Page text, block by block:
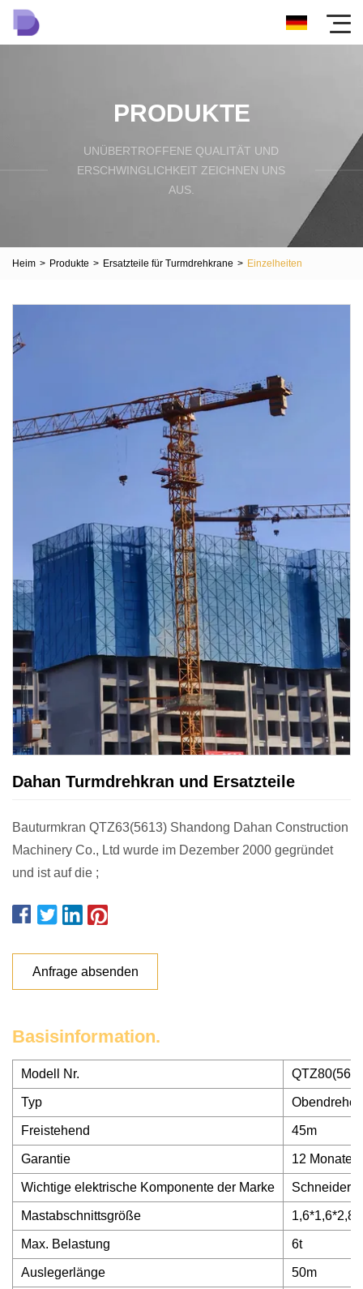
PRODUKTE
UNÜBERTROFFENE QUALITÄT UND
ERSCHWINGLICHKEIT ZEICHNEN UNS
AUS.
Heim > Produkte > Ersatzteile für Turmdrehkrane > Einzelheiten
Dahan Turmdrehkran und Ersatzteile
Bauturmkran QTZ63(5613) Shandong Dahan Construction
Machinery Co., Ltd wurde im Dezember 2000 gegründet
und ist auf die ;
Anfrage absenden
Basisinformation.
Modell Nr.
Typ
Freistehend 45m
Garantie 12 Monate
Wichtige elektrische Komponente der Marke Schneider
Mastabschnittsgröße
Max. Belastung 6t
Auslegerlänge 50m